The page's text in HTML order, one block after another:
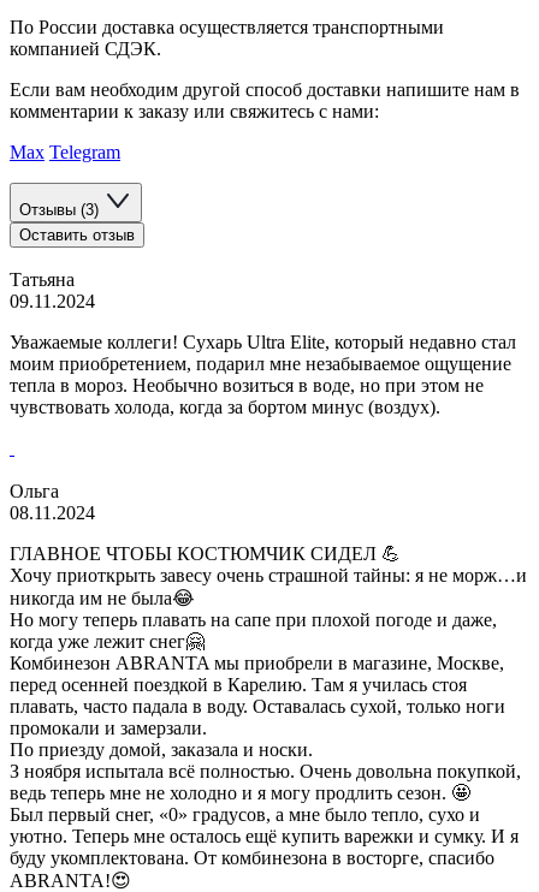
По России доставка осуществляется транспортными
компанией СДЭК.
Если вам необходим другой способ доставки напишите нам в
комментарии к заказу или свяжитесь с нами:
Max Telegram
Отзывы (3)
Оставить отзыв
Татьяна
09.11.2024
Уважаемые коллеги! Сухарь Ultra Elite, который недавно стал
моим приобретением, подарил мне незабываемое ощущение
тепла в мороз. Необычно возиться в воде, но при этом не
чувствовать холода, когда за бортом минус (воздух).
Ольга
08.11.2024
ГЛАВНОЕ ЧТОБЫ КОСТЮМЧИК СИДЕЛ 💪
Хочу приоткрыть завесу очень страшной тайны: я не морж…и
никогда им не была😂
Но могу теперь плавать на сапе при плохой погоде и даже,
когда уже лежит снег🤗
Комбинезон ABRANTA мы приобрели в магазине, Москве,
перед осенней поездкой в Карелию. Там я училась стоя
плавать, часто падала в воду. Оставалась сухой, только ноги
промокали и замерзали.
По приезду домой, заказала и носки.
З ноября испытала всё полностью. Очень довольна покупкой,
ведь теперь мне не холодно и я могу продлить сезон. 🤩
Был первый снег, «0» градусов, а мне было тепло, сухо и
уютно. Теперь мне осталось ещё купить варежки и сумку. И я
буду укомплектована. От комбинезона в восторге, спасибо
ABRANTA!😍